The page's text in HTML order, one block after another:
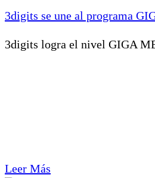
3digits se une al programa
3digits logra el nivel GIGA
Leer Más